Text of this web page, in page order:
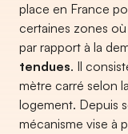
place en France
certaines zones
par rapport à la
tendues. Il
mètre carré selon
logement. Depuis
mécanisme vise à